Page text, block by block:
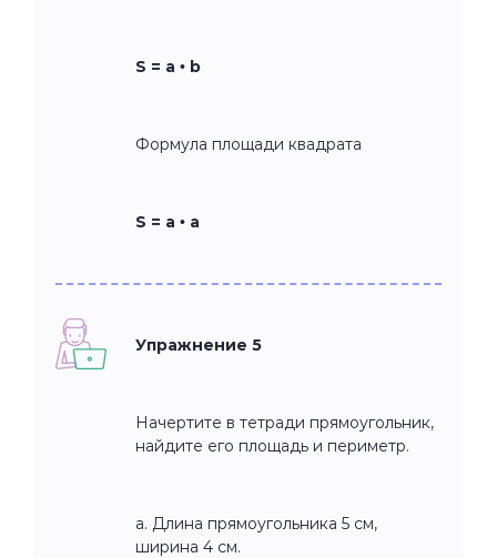
S = а • b
Формула площади квадрата
S = а • а
Упражнение 5
Начертите в тетради прямоугольник,
найдите его площадь и периметр.
а. Длина прямоугольника 5 см,
ширина 4 см.